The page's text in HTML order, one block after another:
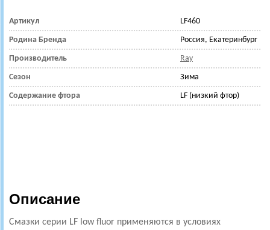
Артикул LF460
Родина Бренда Россия, Екатеринбург
Производитель Ray
Сезон Зима
Содержание фтора LF (низкий фтор)
Описание
Смазки серии LF low fluor применяются в условиях